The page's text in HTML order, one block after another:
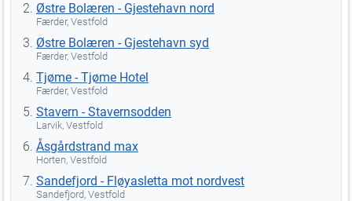
Østre Bolæren - Gjestehavn nord
Færder, Vestfold
Østre Bolæren - Gjestehavn syd
Færder, Vestfold
Tjøme - Tjøme Hotel
Færder, Vestfold
Stavern - Stavernsodden
Larvik, Vestfold
Åsgårdstrand max
Horten, Vestfold
Sandefjord - Fløyasletta mot nordvest
Sandefjord, Vestfold